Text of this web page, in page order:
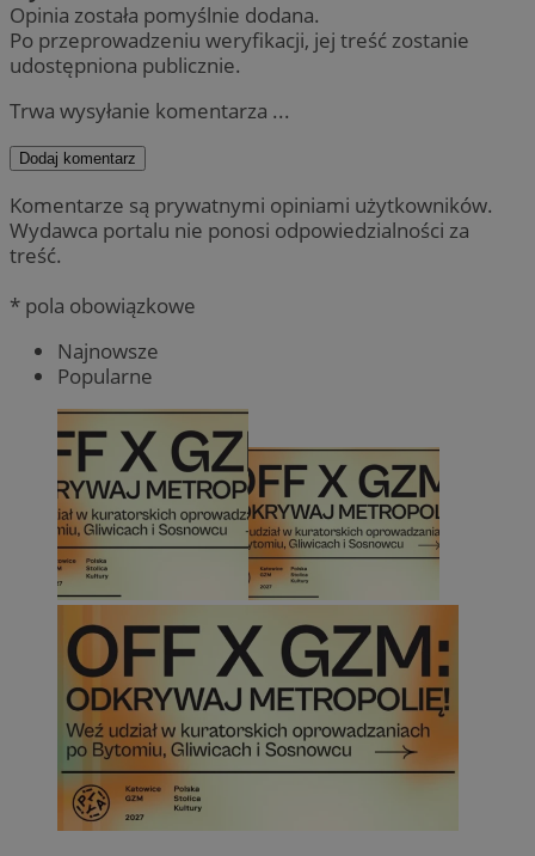
Opinia została pomyślnie dodana.
Po przeprowadzeniu weryfikacji, jej treść zostanie
udostępniona publicznie.
Trwa wysyłanie komentarza ...
Dodaj komentarz
Komentarze są prywatnymi opiniami użytkowników.
Wydawca portalu nie ponosi odpowiedzialności za
treść.
* pola obowiązkowe
Najnowsze
Popularne